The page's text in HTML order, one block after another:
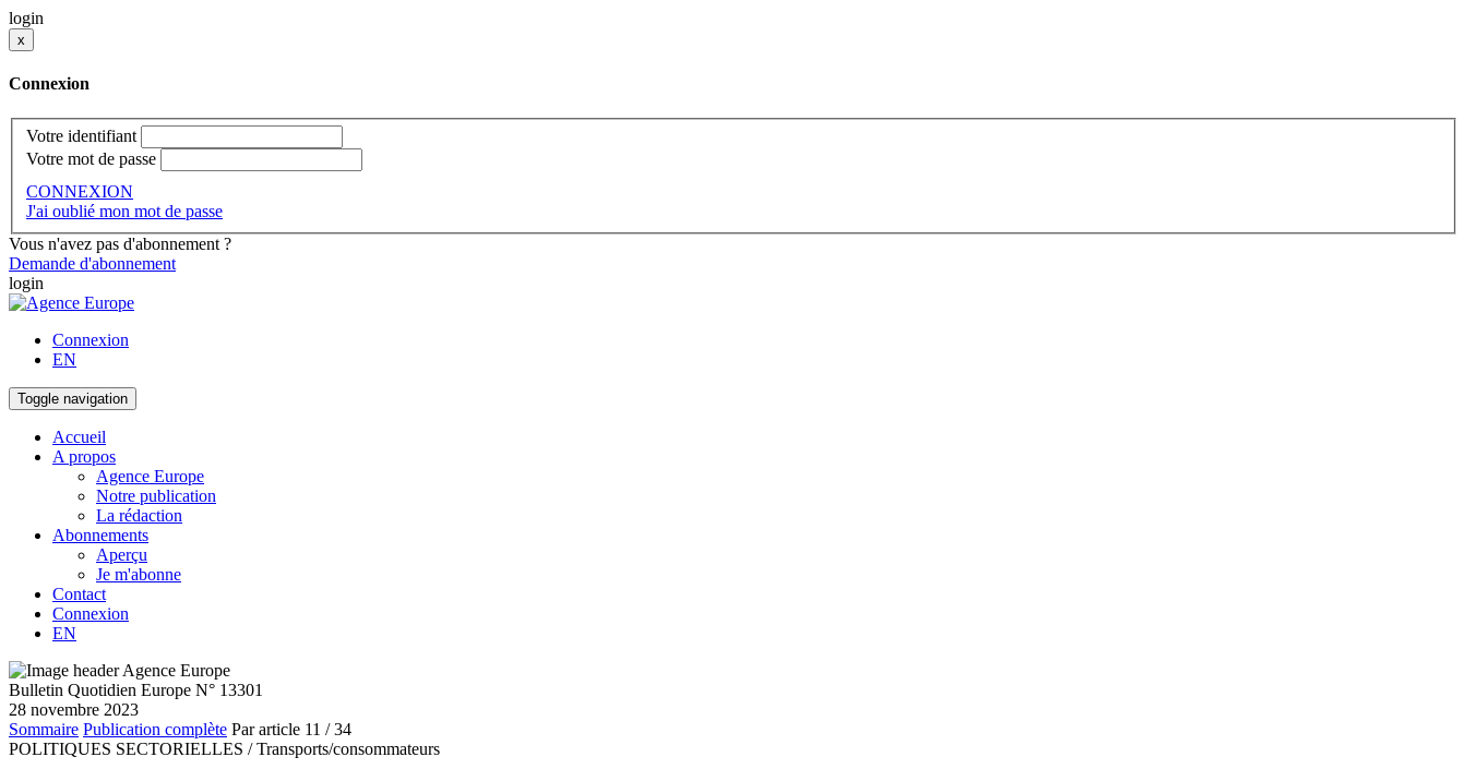
login
x
Connexion
Votre identifiant
Votre mot de passe
CONNEXION
J'ai oublié mon mot de passe
Vous n'avez pas d'abonnement ?
Demande d'abonnement
login
Connexion
EN
Toggle navigation
Accueil
A propos
Agence Europe
Notre publication
La rédaction
Abonnements
Aperçu
Je m'abonne
Contact
Connexion
EN
Bulletin Quotidien Europe N° 13301
28 novembre 2023
Sommaire Publication complète Par article 11 / 34
POLITIQUES SECTORIELLES / Transports/consommateurs